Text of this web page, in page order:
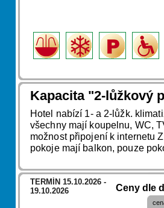
Kapacita "2-lůžkový
Hotel nabízí 1- a 2-lůžk.
všechny mají koupelnu, WC,
možnost připojení k internetu
pokoje mají balkon, pouze
TERMÍN 15.10.2026 -
19.10.2026
Ceny dle